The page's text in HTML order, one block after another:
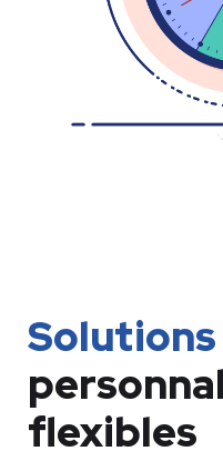
flexibles